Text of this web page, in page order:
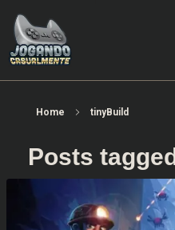
Home tinyBuild
Posts